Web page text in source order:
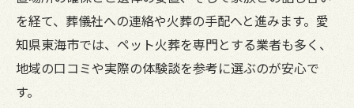
火葬後の遺骨供養に迷った時の心構え
ペット葬儀後の遺骨供養方法を比較検討し
よう
を経て、葬儀社への連絡や火葬の手配へと進みます。愛
知県東海市では、ペット火葬を専門とする業者も多く、
地域の口コミや実際の体験談を参考に選ぶのが安心で
す。